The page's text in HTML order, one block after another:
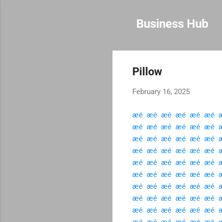
Business Hub
Pillow
February 16, 2025
æé ­ æé ­ æé ­ æé ­ æé ­ æé ­
æé ­ æé ­ æé ­ æé ­ æé ­ æé ­
æé ­ æé ­ æé ­ æé ­ æé ­ æé ­
æé ­ æé ­ æé ­ æé ­ æé ­ æé ­
æé ­ æé ­ æé ­ æé ­ æé ­ æé ­
æé ­ æé ­ æé ­ æé ­ æé ­ æé ­
æé ­ æé ­ æé ­ æé ­ æé ­ æé ­
æé ­ æé ­ æé ­ æé ­ æé ­ æé ­
æé ­ æé ­ æé ­ æé ­ æé ­ æé ­